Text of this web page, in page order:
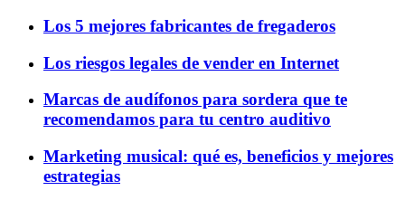
Los 5 mejores fabricantes de fregaderos
Los riesgos legales de vender en Internet
Marcas de audífonos para sordera que te
recomendamos para tu centro auditivo
Marketing musical: qué es, beneficios y mejores
estrategias